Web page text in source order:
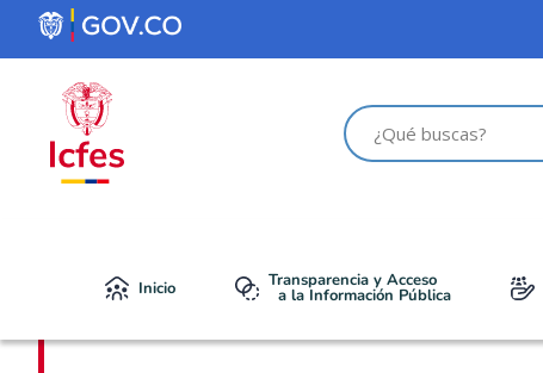
contenido
Inicio Transparencia y Acceso
a la Información Pública